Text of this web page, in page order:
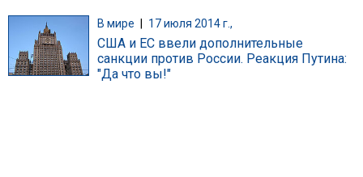
В мире | 17 июля 2014 г.,
США и ЕС ввели дополнительные
санкции против России. Реакция Путина:
"Да что вы!"